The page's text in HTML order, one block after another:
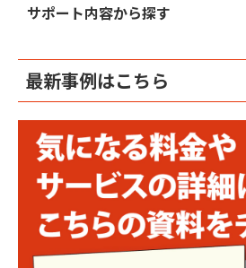
サポート内容から探す
最新事例はこちら